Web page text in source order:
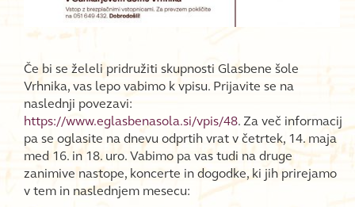
Če bi se želeli pridružiti skupnosti Glasbene šole
Vrhnika, vas lepo vabimo k vpisu. Prijavite se na
naslednji povezavi:
https://www.eglasbenasola.si/vpis/48. Za več informacij
pa se oglasite na dnevu odprtih vrat v četrtek, 14. maja
med 16. in 18. uro. Vabimo pa vas tudi na druge
zanimive nastope, koncerte in dogodke, ki jih prirejamo
v tem in naslednjem mesecu: